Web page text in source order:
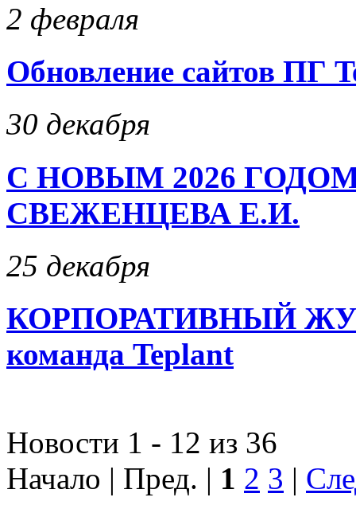
2 февраля
Обновление сайтов ПГ
30 декабря
С НОВЫМ 2026
СВЕЖЕНЦЕВА Е.И.
25 декабря
КОРПОРАТИВНЫЙ
команда Teplant
Новости 1 - 12 из 36
Начало | Пред. | 1 2 3 |